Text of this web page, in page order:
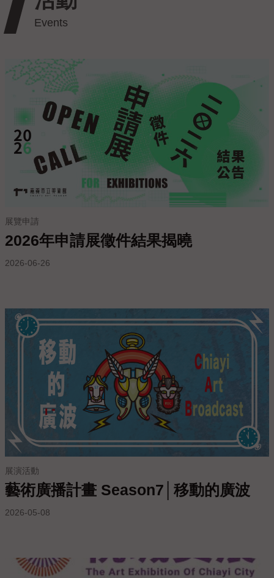
私
權
保
政
策
網
站
開
宣
告
線
情
展覽申請
2026年申請展徵件結果揭曉
2026-06-26
展演活動
藝術廣播計畫 Season7│移動的廣波
2026-05-08